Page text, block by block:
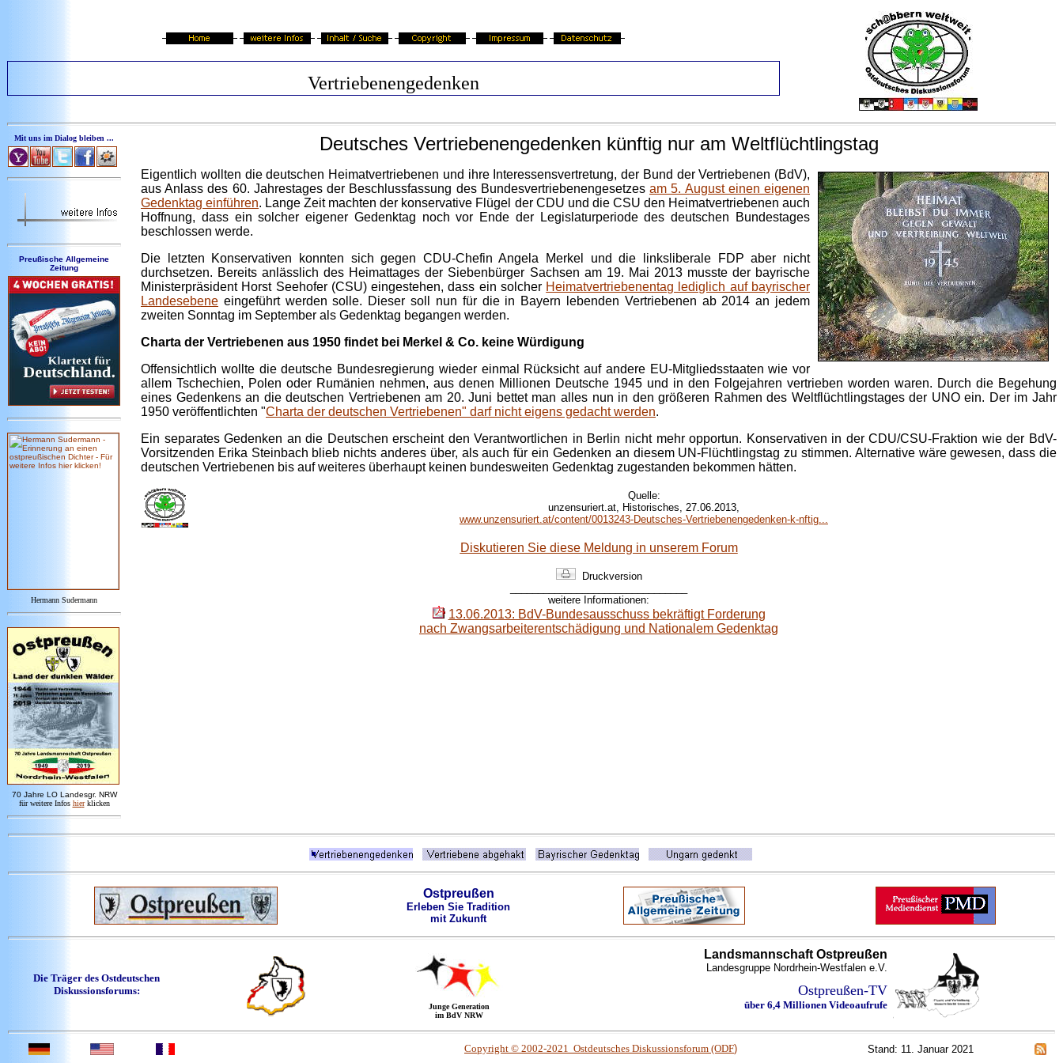
Vertriebenengedenken
Mit uns im Dialog bleiben ...
Preußische Allgemeine
Zeitung
Hermann Sudermann
70 Jahre LO Landesgr. NRW
für weitere Infos hier klicken
Deutsches Vertriebenengedenken künftig nur am Weltflüchtlingstag
Eigentlich wollten die deutschen Heimatvertriebenen und ihre Interessensvertretung, der Bund der Vertriebenen (BdV),
aus Anlass des 60. Jahrestages der Beschlussfassung des Bundesvertriebenengesetzesam 5. August einen eigenen
Gedenktag einführen. Lange Zeit machten der konservative Flügel der CDU und die CSU den Heimatvertriebenen auch
Hoffnung, dass ein solcher eigener Gedenktag noch vor Ende der Legislaturperiode des deutschen Bundestages
beschlossen werde.
Die letzten Konservativen konnten sich gegen CDU-Chefin Angela Merkel und die linksliberale FDP aber nicht
durchsetzen. Bereits anlässlich des Heimattages der Siebenbürger Sachsen am 19. Mai 2013 musste der bayrische
Ministerpräsident Horst Seehofer (CSU) eingestehen, dass ein solcher Heimatvertriebenentag lediglich auf bayrischer
Landesebene eingeführt werden solle. Dieser soll nun für die in Bayern lebenden Vertriebenen ab 2014 an jedem
zweiten Sonntag im September als Gedenktag begangen werden.
Charta der Vertriebenen aus 1950 findet bei Merkel & Co. keine Würdigung
Offensichtlich wollte die deutsche Bundesregierung wieder einmal Rücksicht auf andere EU-Mitgliedsstaaten wie vor
allem Tschechien, Polen oder Rumänien nehmen, aus denen Millionen Deutsche 1945 und in den Folgejahren vertrieben worden waren. Durch die Begehung
eines Gedenkens an die deutschen Vertriebenen am 20. Juni bettet man alles nun in den größeren Rahmen des Weltflüchtlingstages der UNO ein. Der im Jahr
1950 veröffentlichten "Charta der deutschen Vertriebenen" darf nicht eigens gedacht werden.
Ein separates Gedenken an die Deutschen erscheint den Verantwortlichen in Berlin nicht mehr opportun. Konservativen in der CDU/CSU-Fraktion wie der BdV-
Vorsitzenden Erika Steinbach blieb nichts anderes über, als auch für ein Gedenken an diesem UN-Flüchtlingstag zu stimmen. Alternative wäre gewesen, dass die
deutschen Vertriebenen bis auf weiteres überhaupt keinen bundesweiten Gedenktag zugestanden bekommen hätten.
Quelle:
unzensuriert.at, Historisches, 27.06.2013,
www.unzensuriert.at/content/0013243-Deutsches-Vertriebenengedenken-k-nftig...
Diskutieren Sie diese Meldung in unserem Forum
Druckversion
weitere Informationen:
13.06.2013: BdV-Bundesausschuss bekräftigt Forderung
nach Zwangsarbeiterentschädigung und Nationalem Gedenktag
Ostpreußen
Erleben Sie Tradition
mit Zukunft
Die Träger des Ostdeutschen
Diskussionsforums:
Junge Generation
im BdV NRW
Landsmannschaft Ostpreußen
Landesgruppe Nordrhein-Westfalen e.V.
Ostpreußen-TV
über 6,4 Millionen Videoaufrufe
Copyright © 2002-2021 Ostdeutsches Diskussionsforum (ODF) Stand: 11. Januar 2021